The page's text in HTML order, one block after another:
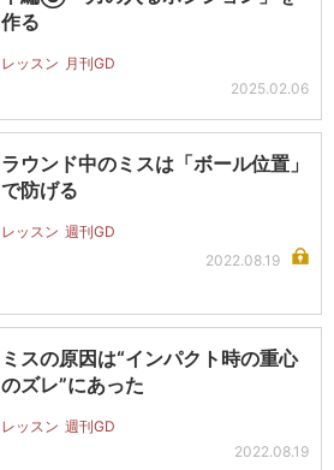
作る
レッスン 月刊GD
2025.02.06
ラウンド中のミスは「ボール位置」
で防げる
レッスン 週刊GD
2022.08.19
ミスの原因は“インパクト時の重心
のズレ”にあった
レッスン 週刊GD
2022.08.19